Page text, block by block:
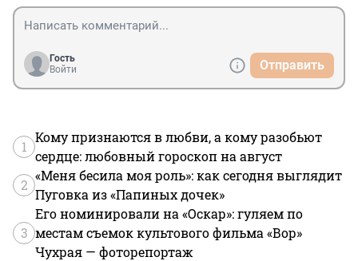
Гость
Войти
Отправить
1
Кому признаются в любви, а кому разобьют
сердце: любовный гороскоп на август
2
«Меня бесила моя роль»: как сегодня выглядит
Пуговка из «Папиных дочек»
3
Его номинировали на «Оскар»: гуляем по
местам съемок культового фильма «Вор»
Чухрая — фоторепортаж